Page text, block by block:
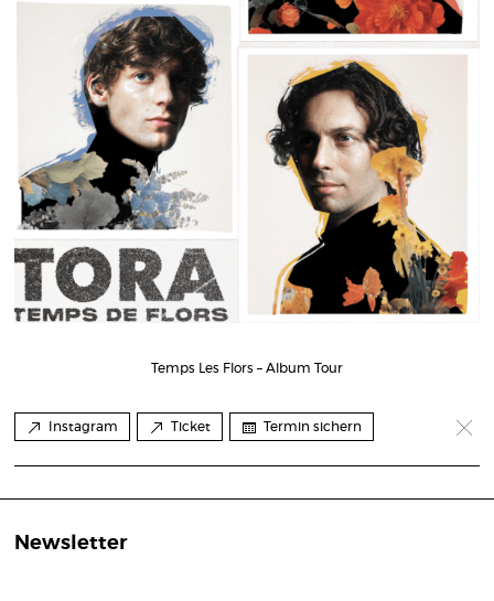
Temps Les Flors – Album Tour
Instagram Ticket Termin sichern
Newsletter